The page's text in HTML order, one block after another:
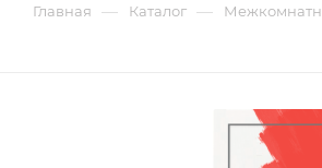
Главная — Каталог —